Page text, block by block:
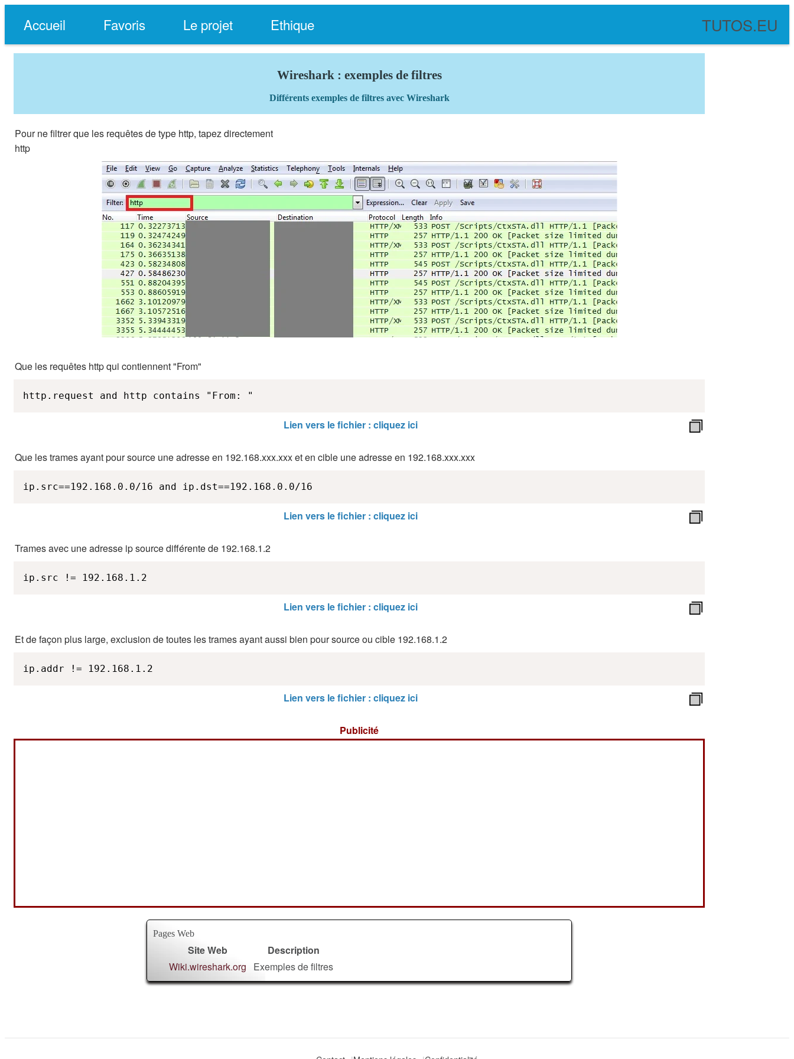
Accueil Favoris Le projet Ethique TUTOS.EU
Wireshark : exemples de filtres
Différents exemples de filtres avec Wireshark
Pour ne filtrer que les requêtes de type http, tapez directement
http
Que les requêtes http qui contiennent "From"
http.request and http contains "From: "
Lien vers le fichier : cliquez ici
Que les trames ayant pour source une adresse en 192.168.xxx.xxx et en cible une adresse en 192.168.xxx.xxx
ip.src==192.168.0.0/16 and ip.dst==192.168.0.0/16
Lien vers le fichier : cliquez ici
Trames avec une adresse ip source différente de 192.168.1.2
ip.src != 192.168.1.2
Lien vers le fichier : cliquez ici
Et de façon plus large, exclusion de toutes les trames ayant aussi bien pour source ou cible 192.168.1.2
ip.addr != 192.168.1.2
Lien vers le fichier : cliquez ici
Publicité
Pages Web
Site Web
Description
Wiki.wireshark.org
Exemples de filtres